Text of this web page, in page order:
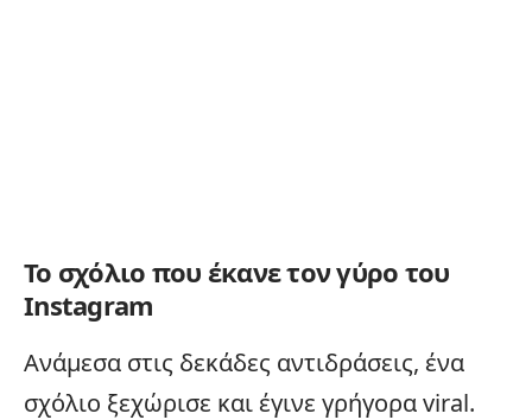
Το σχόλιο που έκανε τον γύρο του
Instagram
Ανάμεσα στις δεκάδες αντιδράσεις, ένα
σχόλιο ξεχώρισε και έγινε γρήγοραviral.